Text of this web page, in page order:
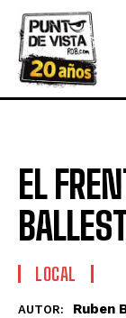
EL
LOCAL
AUTOR: Ruben